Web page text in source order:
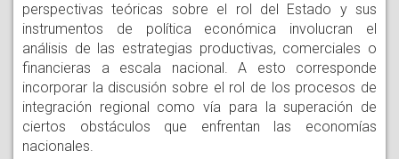
perspectivas teóricas sobre el rol del Estado y sus
instrumentos de política económica involucran el
análisis de las estrategias productivas, comerciales o
financieras a escala nacional. A esto corresponde
incorporar la discusión sobre el rol de los procesos de
integración regional como vía para la superación de
ciertos obstáculos que enfrentan las economías
nacionales.